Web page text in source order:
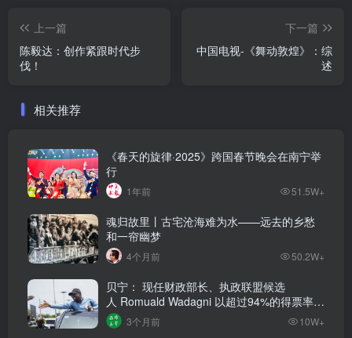
上一篇
陈毅达：创作紧跟时代步
伐！
下一篇
中国电视-《舞动敦煌》：综
述
相关推荐
《春天的旋律·2025》跨国春节晚会在南宁举
行
1年前 51.5W+
魂归故里丨古宅沧海难为水——远去的乡愁
和一帘幽梦
4个月前 50.2W+
贝宁： 现任财政部长、执政联盟候选
人‌ Romuald Wadagni 以超过94%的得票率当
选新任总统‌
3个月前 10W+